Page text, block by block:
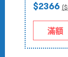
$2366 ($
滿額